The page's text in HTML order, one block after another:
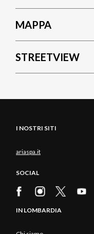
MAPPA
STREETVIEW
I NOSTRI SITI
ariaspa.it
SOCIAL
IN LOMBARDIA